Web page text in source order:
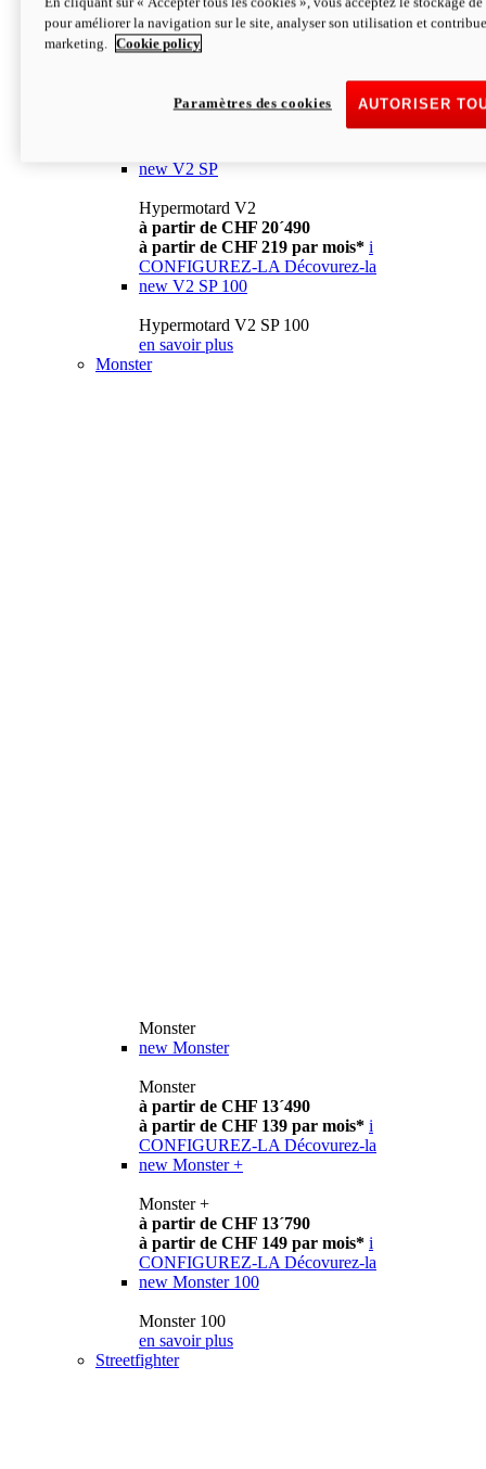
à partir de CHF 13´990 i
CONFIGUREZ-LA Décovurez-la
newV2
à partir de CHF 15´990
à partir de CHF 169 par mois* i
new V2 SP
Hypermotard V2
à partir de CHF 20´490
à partir de CHF 219 par mois* i
CONFIGUREZ-LA Décovurez-la
new V2 SP 100
Hypermotard V2 SP 100
en savoir plus
Monster
Monster
new Monster
Monster
à partir de CHF 13´490
à partir de CHF 139 par mois* i
CONFIGUREZ-LA Décovurez-la
new Monster +
Monster +
à partir de CHF 13´790
à partir de CHF 149 par mois* i
CONFIGUREZ-LA Décovurez-la
new Monster 100
Monster 100
en savoir plus
Streetfighter
pour améliorer la navigation sur le site, analyser son utilisation et
marketing.
Cookie policy
AUTORISER
Paramètres des cookies